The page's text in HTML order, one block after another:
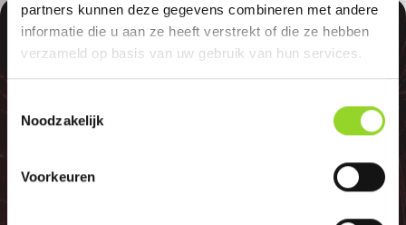
partners kunnen deze gegevens combineren met andere
informatie die u aan ze heeft verstrekt of die ze hebben
verzameld op basis van uw gebruik van hun services.
Noodzakelijk
Voorkeuren
100%
GELD TERUG